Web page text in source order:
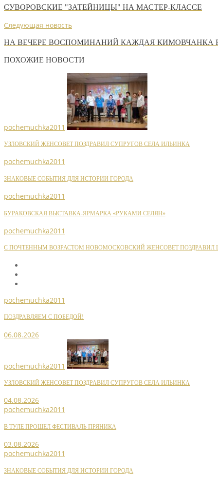
СУВОРОВСКИЕ "ЗАТЕЙНИЦЫ" НА МАСТЕР-КЛАССЕ
Следующая новость
НА ВЕЧЕРЕ ВОСПОМИНАНИЙ КАЖДАЯ КИМОВЧАНКА
ПОХОЖИЕ НОВОСТИ
pochemuchka2011
УЗЛОВСКИЙ ЖЕНСОВЕТ ПОЗДРАВИЛ СУПРУГОВ СЕЛА ИЛЬИНКА
pochemuchka2011
ЗНАКОВЫЕ СОБЫТИЯ ДЛЯ ИСТОРИИ ГОРОДА
pochemuchka2011
БУРАКОВСКАЯ ВЫСТАВКА-ЯРМАРКА «РУКАМИ СЕЛЯН»
pochemuchka2011
С ПОЧТЕННЫМ ВОЗРАСТОМ НОВОМОСКОВСКИЙ ЖЕНСОВЕТ ПОЗДРАВИЛ
pochemuchka2011
ПОЗДРАВЛЯЕМ С ПОБЕДОЙ!
06.08.2026
pochemuchka2011
УЗЛОВСКИЙ ЖЕНСОВЕТ ПОЗДРАВИЛ СУПРУГОВ СЕЛА ИЛЬИНКА
04.08.2026
pochemuchka2011
В ТУЛЕ ПРОШЕЛ ФЕСТИВАЛЬ ПРЯНИКА
03.08.2026
pochemuchka2011
ЗНАКОВЫЕ СОБЫТИЯ ДЛЯ ИСТОРИИ ГОРОДА